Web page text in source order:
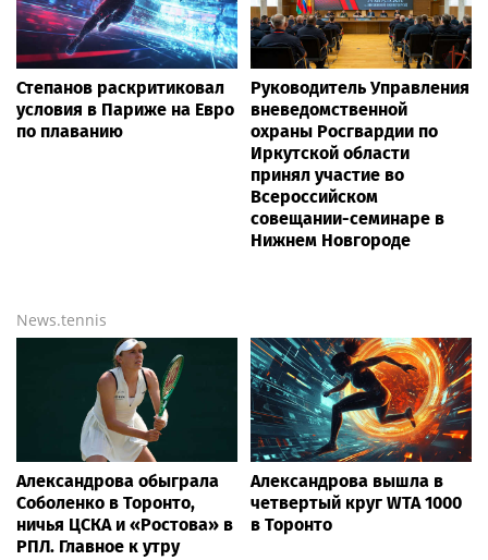
Степанов раскритиковал
условия в Париже на Евро
по плаванию
Руководитель Управления
вневедомственной
охраны Росгвардии по
Иркутской области
принял участие во
Всероссийском
совещании-семинаре в
Нижнем Новгороде
News.tennis
Александрова обыграла
Соболенко в Торонто,
ничья ЦСКА и «Ростова» в
РПЛ. Главное к утру
Александрова вышла в
четвертый круг WTA 1000
в Торонто